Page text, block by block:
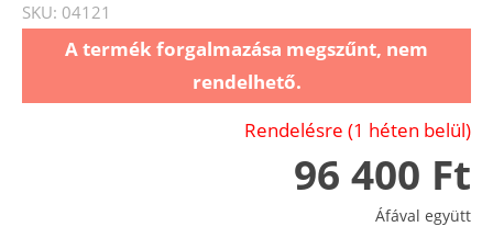
SKU: 04121
A termék forgalmazása megszűnt, nem
rendelhető.
Rendelésre (1 héten belül)
96 400 Ft
Áfával együtt